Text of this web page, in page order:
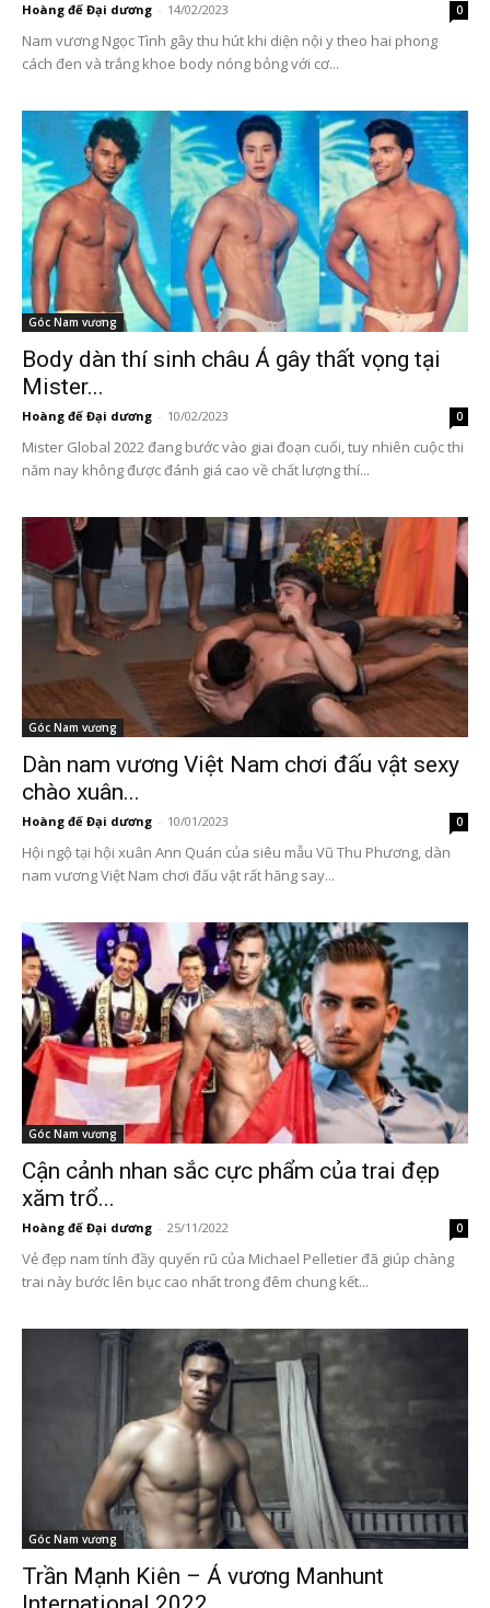
Hoàng đế Đại dương - 14/02/2023 0
Nam vương Ngọc Tình gây thu hút khi diện nội y theo hai phong
cách đen và trắng khoe body nóng bỏng với cơ...
Góc Nam vương
Body dàn thí sinh châu Á gây thất vọng tại
Mister...
Hoàng đế Đại dương - 10/02/2023 0
Mister Global 2022 đang bước vào giai đoạn cuối, tuy nhiên cuộc thi
năm nay không được đánh giá cao về chất lượng thí...
Góc Nam vương
Dàn nam vương Việt Nam chơi đấu vật sexy
chào xuân...
Hoàng đế Đại dương - 10/01/2023 0
Hội ngộ tại hội xuân Ann Quán của siêu mẫu Vũ Thu Phương, dàn
nam vương Việt Nam chơi đấu vật rất hăng say...
Góc Nam vương
Cận cảnh nhan sắc cực phẩm của trai đẹp
xăm trổ...
Hoàng đế Đại dương - 25/11/2022 0
Vẻ đẹp nam tính đầy quyến rũ của Michael Pelletier đã giúp chàng
trai này bước lên bục cao nhất trong đêm chung kết...
Góc Nam vương
Trần Mạnh Kiên – Á vương Manhunt